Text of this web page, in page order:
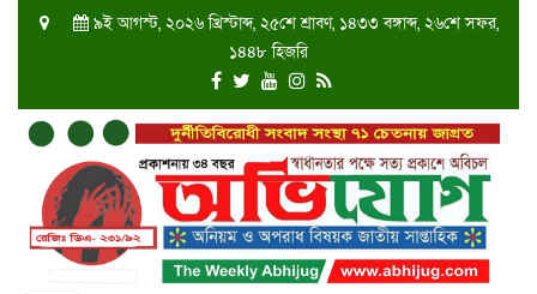
৯ই আগস্ট, ২০২৬ খ্রিস্টাব্দ, ২৫শে শ্রাবণ, ১৪৩৩ বঙ্গাব্দ, ২৬শে সফর,
১৪৪৮ হিজরি